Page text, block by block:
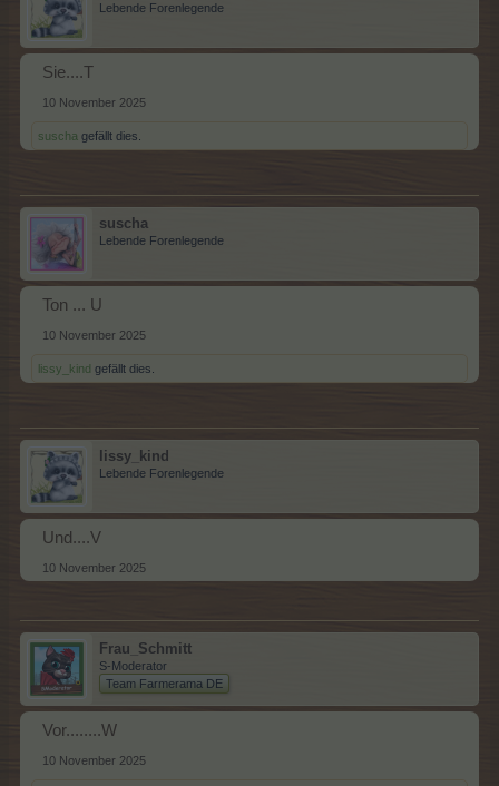
Lebende Forenlegende
Sie....T
10 November 2025
suscha gefällt dies.
suscha
Lebende Forenlegende
Ton ... U
10 November 2025
lissy_kind gefällt dies.
lissy_kind
Lebende Forenlegende
Und....V
10 November 2025
Frau_Schmitt
S-Moderator
Team Farmerama DE
Vor........W
10 November 2025